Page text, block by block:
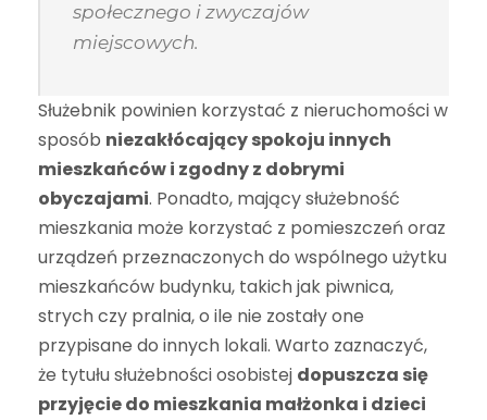
społecznego i zwyczajów
miejscowych.
Służebnik powinien korzystać z nieruchomości w
sposób niezakłócający spokoju innych
mieszkańców i zgodny z dobrymi
obyczajami. Ponadto, mający służebność
mieszkania może korzystać z pomieszczeń oraz
urządzeń przeznaczonych do wspólnego użytku
mieszkańców budynku, takich jak piwnica,
strych czy pralnia, o ile nie zostały one
przypisane do innych lokali. Warto zaznaczyć,
że tytułu służebności osobistej dopuszcza się
przyjęcie do mieszkania małżonka i dzieci